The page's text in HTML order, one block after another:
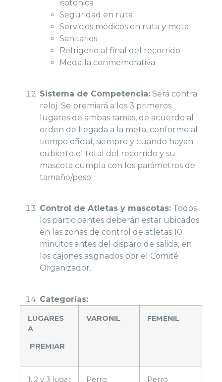
isotónica
Seguridad en ruta
Servicios médicos en ruta y meta
Sanitarios
Refrigerio al final del recorrido
Medalla conmemorativa
Sistema de Competencia: Será contra
reloj. Se premiará a los 3 primeros
lugares de ambas ramas, de acuerdo al
orden de llegada a la meta, conforme al
tiempo oficial, siempre y cuando hayan
cubierto el total del recorrido y su
mascota cumpla con los parámetros de
tamaño/peso.
Control de Atletas y mascotas: Todos
los participantes deberán estar ubicados
en las zonas de control de atletas 10
minutos antes del disparo de salida, en
los cajones asignados por el Comité
Organizador.
Categorías:
LUGARES
A
PREMIAR
VARONIL FEMENIL
1, 2 y 3 lugar Perro Perro